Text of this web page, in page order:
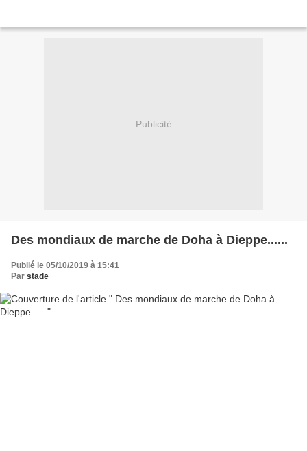
Publicité
Des mondiaux de marche de Doha à Dieppe......
Publié le 05/10/2019 à 15:41
Par stade